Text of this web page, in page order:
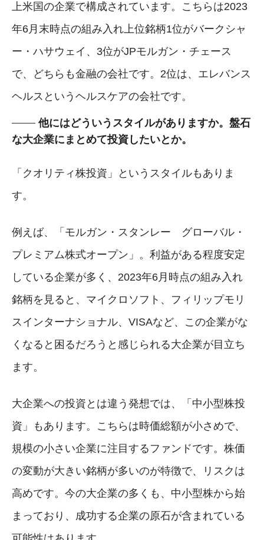
上米国の企業で構成されています。こちらは2023
年6月末時点の組み入れ上位銘柄1位がバークシャ
ー・ハサウェイ、3位がJPモルガン・チェース
で、どちらも金融の会社です。2位は、エレバンス
ヘルスというヘルスケアの会社です。
他にはどういうスタイルがありますか。盤石
な大企業にまとめて投資したいとか。
「クオリティ株投資」というスタイルもありま
す。
例えば、「モルガン・スタンレー グローバル・
プレミアム株式オープン」。利益がある程度安定
している企業が多く、2023年6月時点の組み入れ
銘柄を見ると、マイクロソフト、フィリップモリ
スインターナショナル、VISAなど、この企業がな
くなると困るだろうと感じられる大企業が目立ち
ます。
大企業への投資とは違う発想では、「中小型株投
資」もあります。こちらは時価総額が小さめで、
規模の小さい企業に注目するファンドです。株価
の変動が大きい銘柄が多いのが特徴で、リスクは
高めです。今の大企業の多くも、中小型株から始
まっており、成功する企業の原石が含まれている